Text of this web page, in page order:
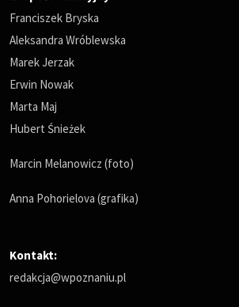
Franciszek Bryska
Aleksandra Wróblewska
Marek Jerzak
Erwin Nowak
Marta Maj
Hubert Śnieżek
Marcin Melanowicz (foto)
Anna Pohorielova (grafika)
Kontakt:
redakcja@wpoznaniu.pl